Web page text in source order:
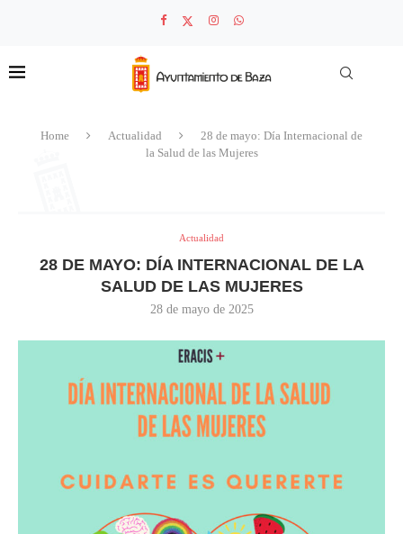
Home Actualidad
28 de mayo: Día Internacional de
la Salud de las Mujeres
Actualidad
28 DE MAYO: DÍA INTERNACIONAL DE LA
SALUD DE LAS MUJERES
28 de mayo de 2025